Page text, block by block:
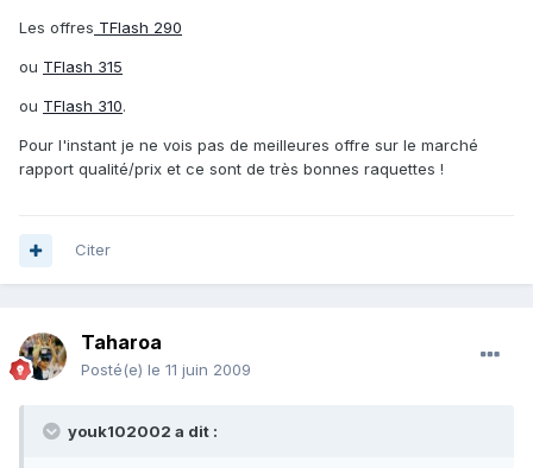
Les offres TFlash 290
ou TFlash 315
ou TFlash 310.
Pour l'instant je ne vois pas de meilleures offre sur le marché
rapport qualité/prix et ce sont de très bonnes raquettes !
Citer
Taharoa
Posté(e) le 11 juin 2009
youk102002 a dit :